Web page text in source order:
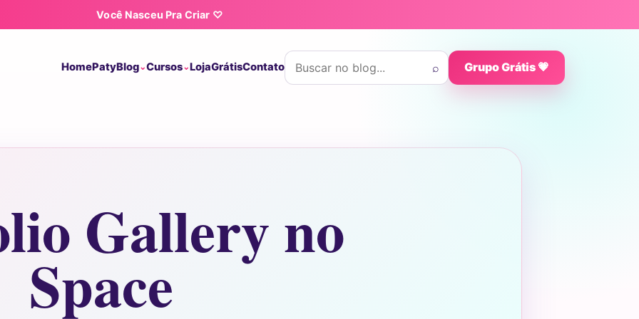
Você Nasceu Pra Criar ♡
HomePatyBlog Cursos LojaGrátisContato
Buscar por:
⌕ Grupo Grátis 💗
Gallery no
Space